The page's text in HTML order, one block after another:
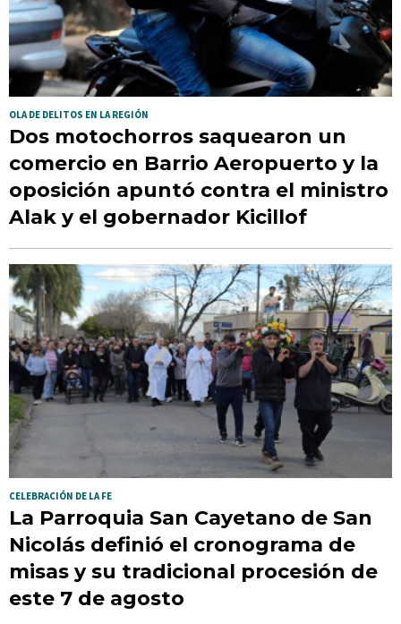
OLA DE DELITOS EN LA REGIÓN
Dos motochorros saquearon un
comercio en Barrio Aeropuerto y la
oposición apuntó contra el ministro
Alak y el gobernador Kicillof
CELEBRACIÓN DE LA FE
La Parroquia San Cayetano de San
Nicolás definió el cronograma de
misas y su tradicional procesión de
este 7 de agosto